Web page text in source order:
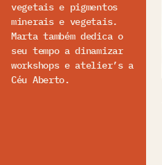
vegetais e pigmentos
minerais e vegetais.
Marta também dedica o
seu tempo a dinamizar
workshops e atelier’s a
Céu Aberto.